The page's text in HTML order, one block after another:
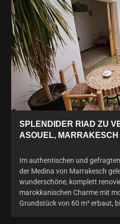
SPLENDIDER RIAD ZU
ASOUEL, MARRAKESCH
Im authentischen und
der Medina von Marrakesch
wunderschöne, komplett
marokkanischen Charme mit
Grundstück von 60 m² erbaut,